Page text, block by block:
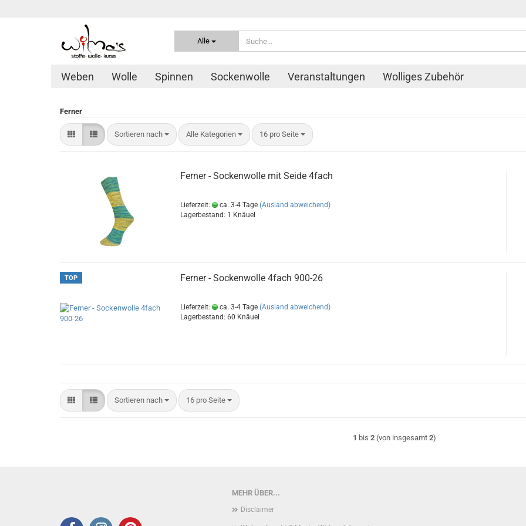
Alle
Weben Wolle Spinnen Sockenwolle Veranstaltungen Wolliges Zubehör
Ferner
Sortieren nach
Sortieren nach Alle Kategorien 16 pro Seite
pro Seite
Ferner - Sockenwolle mit Seide 4fach
Lieferzeit: ca. 3-4 Tage (Ausland abweichend)
Lagerbestand: 1 Knäuel
TOP Ferner - Sockenwolle 4fach 900-26
Lieferzeit: ca. 3-4 Tage (Ausland abweichend)
Lagerbestand: 60 Knäuel
Sortieren nach
Sortieren nach 16 pro Seite
pro Seite
1 bis 2 (von insgesamt 2)
MEHR ÜBER...
Disclaimer